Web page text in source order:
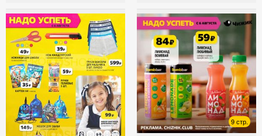
9 стр.